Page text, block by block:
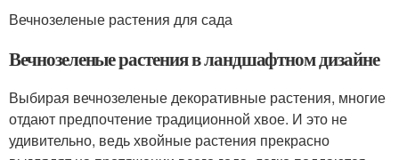
Вечнозеленые растения для сада
Вечнозеленые растения в ландшафтном дизайне
Выбирая вечнозеленые декоративные растения, многие
отдают предпочтение традиционной хвое. И это не
удивительно, ведь хвойные растения прекрасно